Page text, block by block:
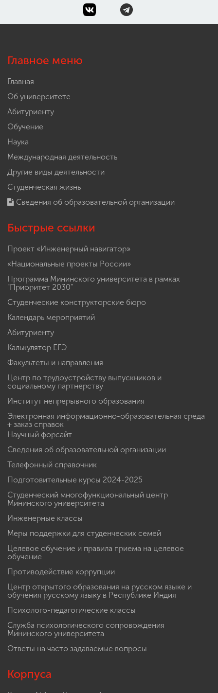
Главное меню
Главная
Об университете
Абитуриенту
Обучение
Наука
Международная деятельность
Другие виды деятельности
Студенческая жизнь
Сведения об образовательной организации
Быстрые ссылки
Проект «Инженерный навигатор»
«Национальные проекты России»
Программа Мининского университета в рамках
"Приоритет 2030"
Студенческие конструкторские бюро
Календарь мероприятий
Абитуриенту
Калькулятор ЕГЭ
Факультеты и направления
Центр по трудоустройству выпускников и
социальному партнерству
Институт непрерывного образования
Электронная информационно-образовательная среда
+ заказ справок
Научный форсайт
Сведения об образовательной организации
Телефонный справочник
Подготовительные курсы 2024-2025
Студенческий многофункциональный центр
Мининского университета
Инженерные классы
Меры поддержки для студенческих семей
Целевое обучение и правила приема на целевое
обучение
Противодействие коррупции
Центр открытого образования на русском языке и
обучения русскому языку в Республике Индия
Психолого-педагогические классы
Служба психологического сопровождения
Мининского университета
Ответы на часто задаваемые вопросы
Корпуса